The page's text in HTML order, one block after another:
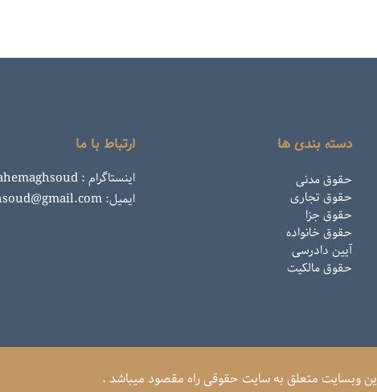
دسته بندی ها
حقوق مدنی
حقوق تجاری
حقوق جزا
حقوق خانواده
آیین دادرسی
حقوق مالکیت
ارتباط با ما
اینستاگرام : rahemaghsoud
ایمیل: rahemaghsoud@gmail.com
وبسایت متعلق به سایت حقوقی راه مقصود میباشد .